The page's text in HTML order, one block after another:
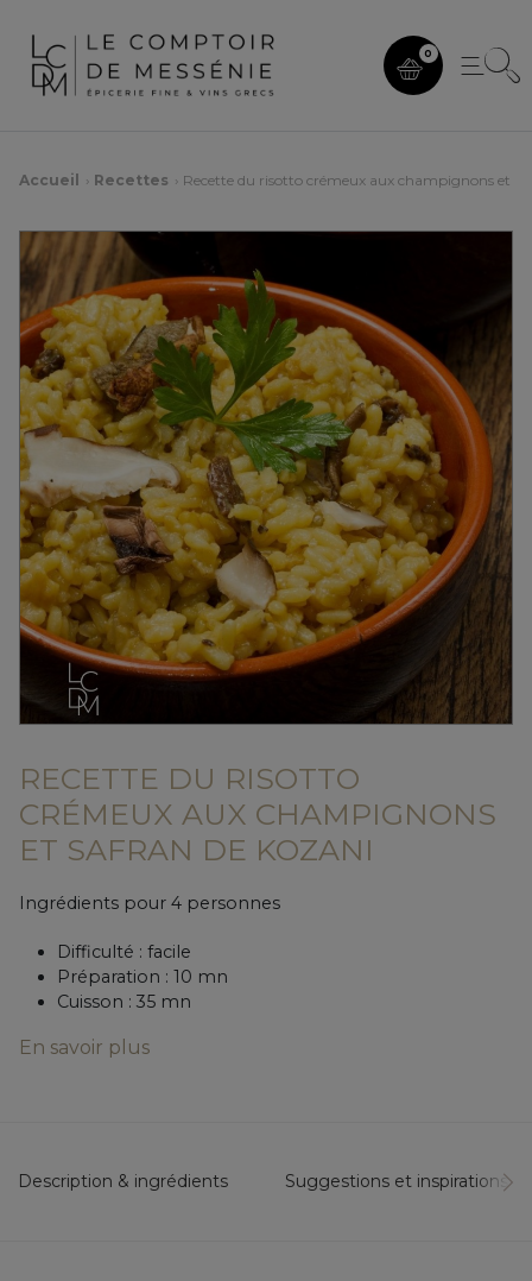
0
Accueil Recettes Recette du risotto crémeux aux champignons et
RECETTE DU RISOTTO
CRÉMEUX AUX CHAMPIGNONS
ET SAFRAN DE KOZANI
Ingrédients pour 4 personnes
Difficulté : facile
Préparation : 10 mn
Cuisson : 35 mn
En savoir plus
Description & ingrédients Suggestions et inspirations...